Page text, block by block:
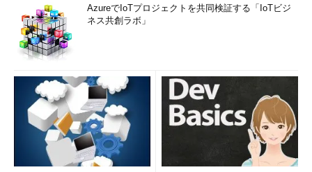
AzureでIoTプロジェクトを共同検証する「IoTビジ
ネス共創ラボ」